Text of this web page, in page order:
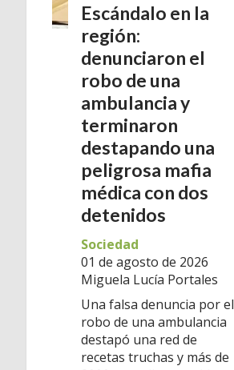
Escándalo en la
región:
denunciaron el
robo de una
ambulancia y
terminaron
destapando una
peligrosa mafia
médica con dos
detenidos
Miguela Lucía Portales
Sociedad
01 de agosto de 2026
Una falsa denuncia por el
robo de una ambulancia
destapó una red de
recetas truchas y más de